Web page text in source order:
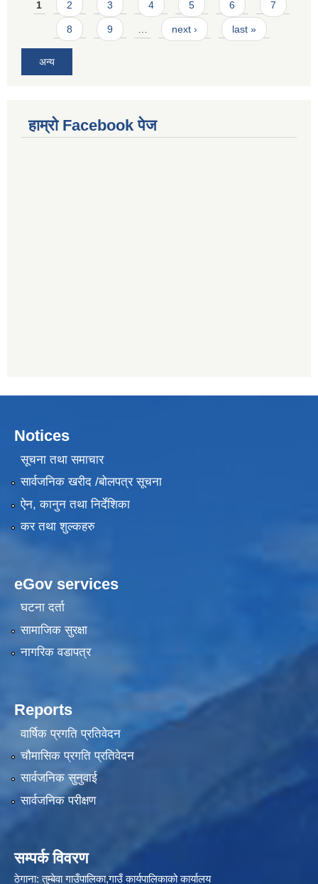
1 2 3 4 5 6 7
8 9 next › last »
अन्य
हाम्राे Facebook पेज
Notices
सूचना तथा समाचार
सार्वजनिक खरीद /बोलपत्र सूचना
ऐन, कानुन तथा निर्देशिका
कर तथा शुल्कहरु
eGov services
घटना दर्ता
सामाजिक सुरक्षा
नागरिक वडापत्र
Reports
वार्षिक प्रगति प्रतिवेदन
चौमासिक प्रगति प्रतिवेदन
सार्वजनिक सुनुवाई
सार्वजनिक परीक्षण
सम्पर्क विवरण
ठेगाना: तुम्बेवा गाउँपालिका,गाउँ कार्यपालिकाको कार्यालय